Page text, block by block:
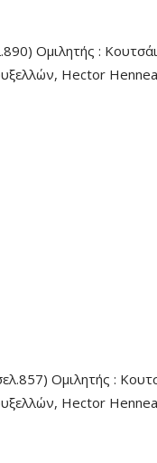
Ομιλητής :
Hector
Ομιλητής :
Hector